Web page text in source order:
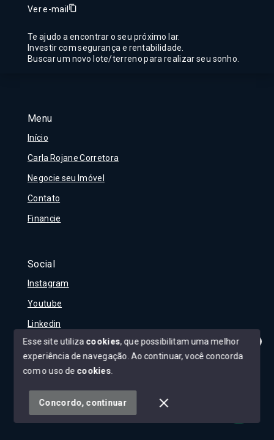
Olá! Tudo bem?
Menu
Início
Carla Rojane Corretora
Negocie seu Imóvel
Contato
Financie
Social
Instagram
Youtube
Linkedin
© Copyright 2026 - Carla Rojane - Todos os direitos
SITE PARA IMOBILIARIA
Ver e-mail
Te ajudo a encontrar o seu próximo lar.
Investir com segurança e rentabilidade.
Buscar um novo lote/terreno para realizar seu sonho.
Esse site utiliza cookies, que possibilitam uma melhor
experiência de navegação. Ao continuar, você concorda
com o uso de cookies
Concordo, continuar